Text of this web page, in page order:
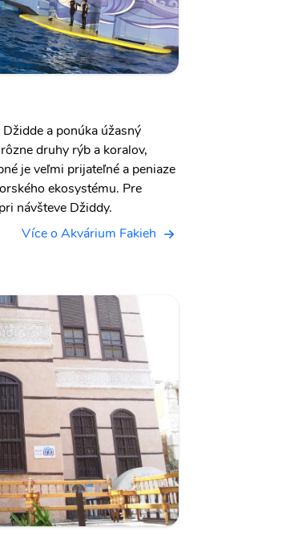
a ponúka úžasný
druhy rýb a koralov,
je veľmi prijateľné a peniaze
ekosystému. Pre
návšteve Džiddy.
Více o Akvárium Fakieh